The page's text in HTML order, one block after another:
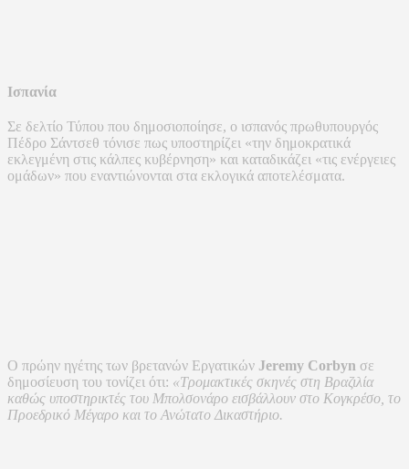
Ισπανία
Σε δελτίο Τύπου που δημοσιοποίησε, ο ισπανός πρωθυπουργός
Πέδρο Σάντσεθ τόνισε πως υποστηρίζει «την δημοκρατικά
εκλεγμένη στις κάλπες κυβέρνηση» και καταδικάζει «τις ενέργειες
ομάδων» που εναντιώνονται στα εκλογικά αποτελέσματα.
Ο πρώην ηγέτης των βρετανών Εργατικών Jeremy Corbyn σε
δημοσίευση του τονίζει ότι: «Τρομακτικές σκηνές στη Βραζιλία
καθώς υποστηρικτές του Μπολσονάρο εισβάλλουν στο Κογκρέσο, το
Προεδρικό Μέγαρο και το Ανώτατο Δικαστήριο.